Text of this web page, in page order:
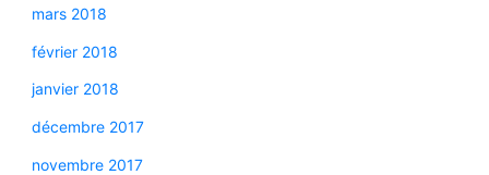
mars 2018
février 2018
janvier 2018
décembre 2017
novembre 2017